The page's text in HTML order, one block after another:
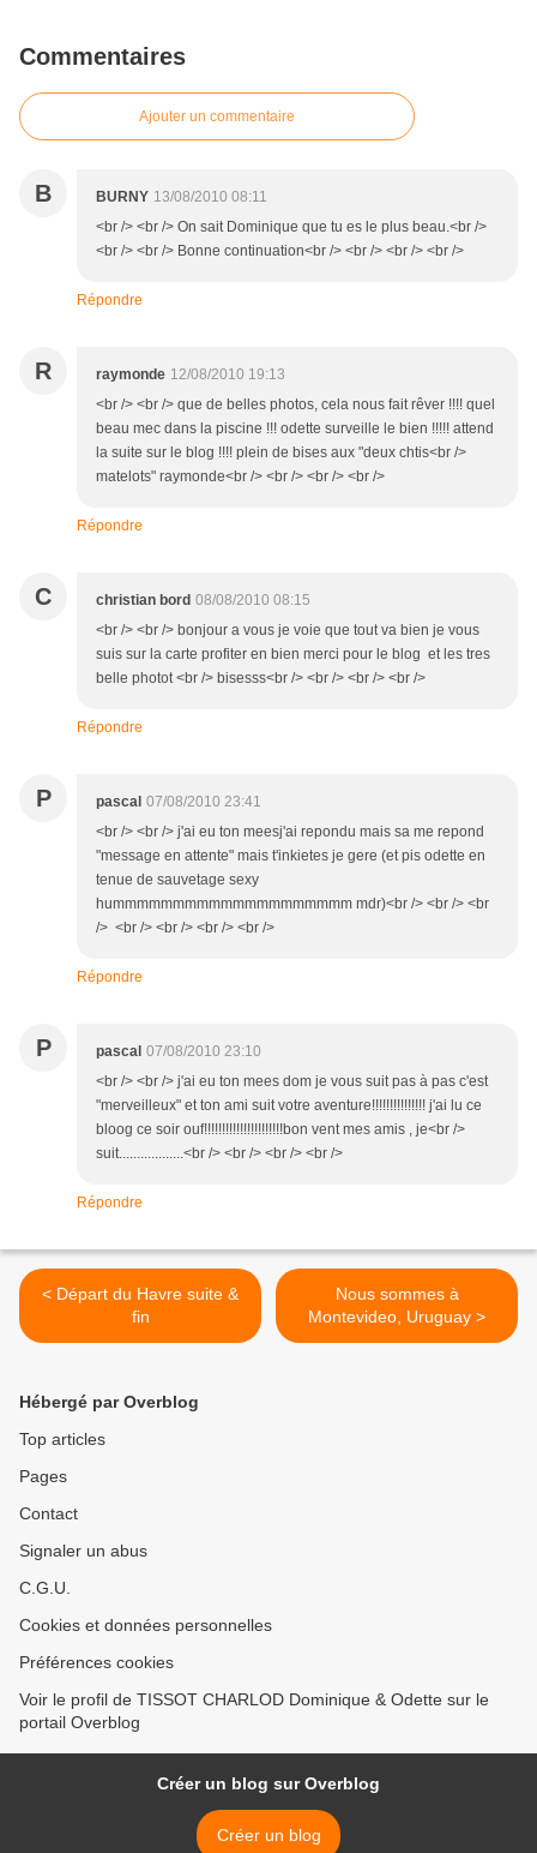
Commentaires
Ajouter un commentaire
B BURNY 13/08/2010 08:11
<br /> <br /> On sait Dominique que tu es le plus beau.<br />
<br /> <br /> Bonne continuation<br /> <br /> <br /> <br />
Répondre
R raymonde 12/08/2010 19:13
<br /> <br /> que de belles photos, cela nous fait rêver !!!! quel
beau mec dans la piscine !!! odette surveille le bien !!!!! attend
la suite sur le blog !!!! plein de bises aux "deux chtis<br />
matelots" raymonde<br /> <br /> <br /> <br />
Répondre
C christian bord 08/08/2010 08:15
<br /> <br /> bonjour a vous je voie que tout va bien je vous
suis sur la carte profiter en bien merci pour le blog et les tres
belle photot <br /> bisesss<br /> <br /> <br /> <br />
Répondre
P pascal 07/08/2010 23:41
<br /> <br /> j'ai eu ton meesj'ai repondu mais sa me repond
"message en attente" mais t'inkietes je gere (et pis odette en
tenue de sauvetage sexy
hummmmmmmmmmmmmmmmmmmm mdr)<br /> <br /> <br
/> <br /> <br /> <br /> <br />
Répondre
P pascal 07/08/2010 23:10
<br /> <br /> j'ai eu ton mees dom je vous suit pas à pas c'est
"merveilleux" et ton ami suit votre aventure!!!!!!!!!!!!!!! j'ai lu ce
bloog ce soir ouf!!!!!!!!!!!!!!!!!!!!!!bon vent mes amis , je<br />
suit..................<br /> <br /> <br /> <br />
Répondre
< Départ du Havre suite &
fin
Nous sommes à
Montevideo, Uruguay >
Hébergé par Overblog
Top articles
Pages
Contact
Signaler un abus
C.G.U.
Cookies et données personnelles
Préférences cookies
Voir le profil de TISSOT CHARLOD Dominique & Odette sur le
portail Overblog
Créer un blog sur Overblog
Créer un blog